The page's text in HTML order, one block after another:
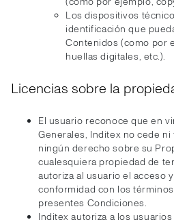
Los dispositivos
identificación que
Contenidos (como por
huellas digitales, etc.).
Licencias sobre la
El usuario reconoce que en
Generales, Inditex no cede
ningún derecho sobre su
cualesquiera propiedad de
autoriza al usuario el acceso
conformidad con los
presentes Condiciones.
Inditex autoriza a los